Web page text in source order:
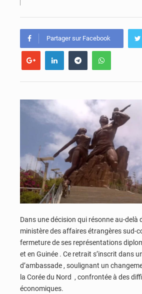
Partager sur Facebook
Dans une décision qui résonne au-delà
ministère des affaires étrangères sud-
fermeture de ses représentations
et en Guinée . Ce retrait s’inscrit dans
d’ambassade , soulignant un
la Corée du Nord , confrontée à des
économiques.